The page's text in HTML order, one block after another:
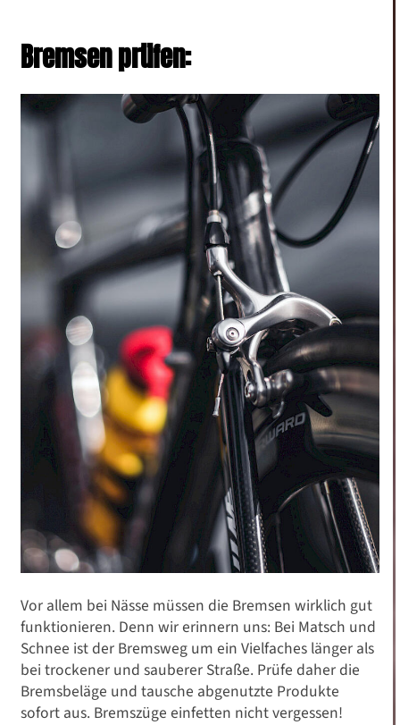
Bremsen prüfen:
Vor allem bei Nässe müssen die Bremsen wirklich gut
funktionieren. Denn wir erinnern uns: Bei Matsch und
Schnee ist der Bremsweg um ein Vielfaches länger als
bei trockener und sauberer Straße. Prüfe daher die
Bremsbeläge und tausche abgenutzte Produkte
sofort aus. Bremszüge einfetten nicht vergessen!